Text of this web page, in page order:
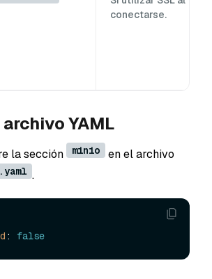
conectarse.
YAML
la sección minio en el archivo
.
: false